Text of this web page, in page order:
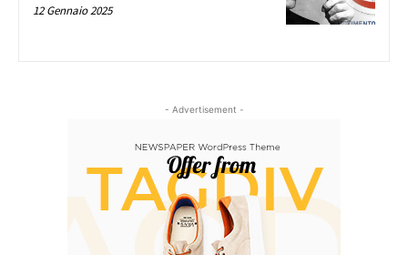
12 Gennaio 2025
- Advertisement -